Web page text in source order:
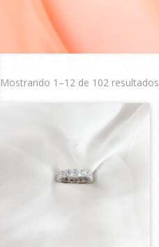
Mostrando 1–12 de 102 resultados